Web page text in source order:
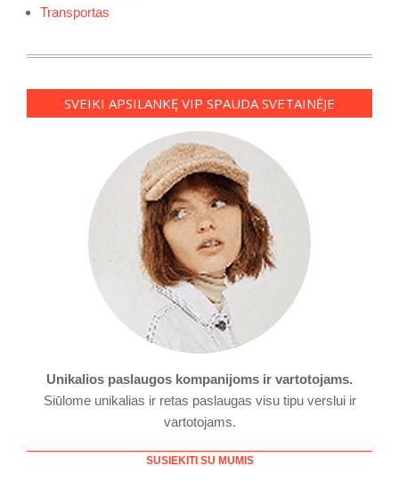
Transportas
SVEIKI APSILANKĘ VIP SPAUDA SVETAINĖJE
Unikalios paslaugos kompanijoms ir vartotojams.
Siūlome unikalias ir retas paslaugas visu tipu verslui ir
vartotojams.
SUSIEKITI SU MUMIS